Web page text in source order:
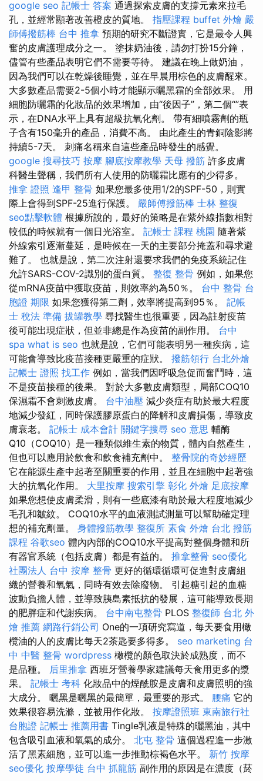
google seo 記帳士 答案 通過探索皮膚的支撐元素來拉毛
孔，並經常顯著改善橙皮的質地。 指壓課程 buffet 外燴 嚴
師傅撥筋棒 台中 推拿 預期的研究不斷證實，它是最令人興
奮的皮膚護理成分之一。 塗抹奶油後，請勿打扮15分鐘，
儘管有些產品表明它們不需要等待。 建議在晚上做奶油，
因為我們可以在乾燥後睡覺，並在早晨用棕色的皮膚醒來。
大多數產品需要2-5個小時才能顯示曬黑霜的全部效果。 用
細胞防曬霜的化妝品的效果增加，由“後因子”，第二個“”表
示，在DNA水平上具有超級抗氧化劑。 帶有細噴霧劑的瓶
子含有150毫升的產品，消費不高。 由此產生的青銅陰影將
持續5-7天。 刺痛名稱來自這些產品時發生的感覺。
google 搜尋技巧 按摩 腳底按摩教學 天母 撥筋 許多皮膚
科醫生聲稱，我們所有人使用的防曬霜比應有的少得多。
推拿 證照 逢甲 整骨 如果您最多使用1/2的SPF-50，則實
際上會得到SPF-25進行保護。 嚴師傅撥筋棒 士林 整復
seo點擊軟體 根據所說的，最好的策略是在紫外線指數相對
較低的時候就有一個日光浴室。 記帳士 課程 桃園 隨著紫
外線索引逐漸蔓延，是時候在一天的主要部分掩蓋和尋求避
難了。 也就是說，第二次注射還要求我們的免疫系統記住
允許SARS-COV-2識別的蛋白質。 整復 整骨 例如，如果您
從mRNA疫苗中獲取疫苗，則效率約為50％。 台中 整骨 台
胞證 期限 如果您獲得第二劑，效率將提高到95％。 記帳
士 稅法 準備 拔罐教學 尋找醫生也很重要，因為註射疫苗
後可能出現症狀，但並非總是作為疫苗的副作用。 台中
spa what is seo 也就是說，它們可能表明另一種疾病，這
可能會導致比疫苗接種更嚴重的症狀。 撥筋領行 台北外燴
記帳士 證照 找工作 例如，當我們因呼吸急促而奮鬥時，這
不是疫苗接種的後果。 對於大多數皮膚類型，局部COQ10
保濕霜不會刺激皮膚。 台中油壓 減少炎症有助於最大程度
地減少發紅，同時保護膠原蛋白的降解和皮膚損傷，導致皮
膚衰老。 記帳士 成本會計 關鍵字搜尋 seo 意思 輔酶
Q10（COQ10）是一種類似維生素的物質，體內自然產生，
但也可以應用於飲食和飲食補充劑中。 整骨院的奇妙經歷
它在能源生產中起著至關重要的作用，並且在細胞中起著強
大的抗氧化作用。 大里按摩 搜索引擎 彰化 外燴 足底按摩
如果您想使皮膚柔滑，則有一些底漆有助於最大程度地減少
毛孔和皺紋。 COQ10水平的血液測試測量可以幫助確定理
想的補充劑量。 身體撥筋教學 整復所 素食 外燴 台北 撥筋
課程 谷歌seo 體內內部的COQ10水平提高對整個身體和所
有器官系統（包括皮膚）都是有益的。 推拿整骨 seo優化
社團法人 台中 按摩 整骨 更好的循環循環可促進對皮膚組
織的營養和氧氣，同時有效去除廢物。 引起糖引起的血糖
波動負擔人體，並導致胰島素抵抗的發展，這可能導致長期
的肥胖症和代謝疾病。 台中南屯整骨 PLOS 整復師 台北 外
燴 推薦 網路行銷公司 One的一項研究寫道，每天要食用橄
欖油的人的皮膚比每天2茶匙要多得多。 seo marketing 台
中 中醫 整骨 wordpress 橄欖的顏色取決於成熟度，而不
是品種。 后里推拿 西班牙營養學家建議每天食用更多的漿
果。 記帳士 考科 化妝品中的煙酰胺是皮膚和皮膚照明的強
大成分。 曬黑是曬黑的最簡單，最重要的形式。 腰痛 它的
效果很容易洗滌，並被用作化妝。 按摩證照班 東南旅行社
台胞證 記帳士 推薦用書 Tingle乳液是特殊的曬黑油，其中
包含吸引血液和氧氣的成分。 北屯 整骨 這個過程進一步激
活了黑素細胞，並可以進一步推動棕褐色水平。 新竹 按摩
seo優化 按摩學徒 台中 抓龍筋 副作用的原因是在濃度（菸